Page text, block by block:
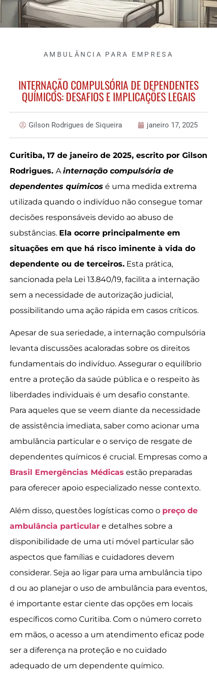
AMBULÂNCIA PARA EMPRESA
INTERNAÇÃO COMPULSÓRIA DE DEPENDENTES
QUÍMICOS: DESAFIOS E IMPLICAÇÕES LEGAIS
Gilson Rodrigues de Siqueira janeiro 17, 2025
Curitiba, 17 de janeiro de 2025, escrito por Gilson
Rodrigues. Ainternação compulsória de
dependentes químicos é uma medida extrema
utilizada quando o indivíduo não consegue tomar
decisões responsáveis devido ao abuso de
substâncias. Ela ocorre principalmente em
situações em que há risco iminente à vida do
dependente ou de terceiros. Esta prática,
sancionada pela Lei 13.840/19, facilita a internação
sem a necessidade de autorização judicial,
possibilitando uma ação rápida em casos críticos.
Apesar de sua seriedade, a internação compulsória
levanta discussões acaloradas sobre os direitos
fundamentais do indivíduo. Assegurar o equilíbrio
entre a proteção da saúde pública e o respeito às
liberdades individuais é um desafio constante.
Para aqueles que se veem diante da necessidade
de assistência imediata, saber como acionar uma
ambulância particular e o serviço de resgate de
dependentes químicos é crucial. Empresas como a
Brasil Emergências Médicas estão preparadas
para oferecer apoio especializado nesse contexto.
Além disso, questões logísticas como o preço de
ambulância particular e detalhes sobre a
disponibilidade de uma uti móvel particular são
aspectos que famílias e cuidadores devem
considerar. Seja ao ligar para uma ambulância tipo
d ou ao planejar o uso de ambulância para eventos,
é importante estar ciente das opções em locais
específicos como Curitiba. Com o número correto
em mãos, o acesso a um atendimento eficaz pode
ser a diferença na proteção e no cuidado
adequado de um dependente químico.